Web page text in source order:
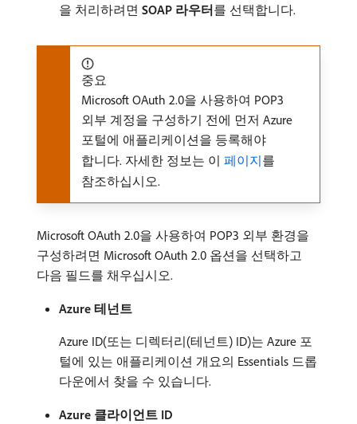
을 처리하려면 SOAP 라우터​를 선택합니다.
중요
Microsoft OAuth 2.0을 사용하여 POP3
외부 계정을 구성하기 전에 먼저 Azure
포털에 애플리케이션을 등록해야
합니다. 자세한 정보는 이 페이지를
참조하십시오.
Microsoft OAuth 2.0을 사용하여 POP3 외부 환경을
구성하려면 Microsoft OAuth 2.0 옵션을 선택하고
다음 필드를 채우십시오.
Azure 테넌트
Azure ID(또는 디렉터리(테넌트) ID)는 Azure 포
털에 있는 애플리케이션 개요의 Essentials 드롭
다운에서 찾을 수 있습니다.
Azure 클라이언트 ID